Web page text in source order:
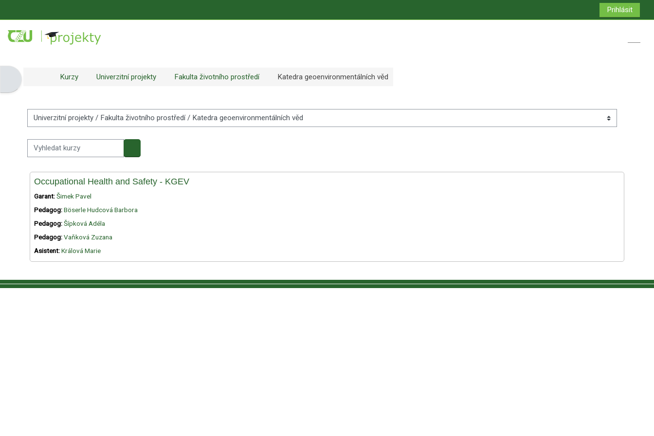
Prihlásit
Otevřít panel blokuKurzy Univerzitní projekty Fakulta životního prostředí Katedra geoenvironmentálních věd
Kategorie kurzů
Vyhledat kurzy
Vyhledat kurzy
Occupational Health and Safety - KGEV
Garant:Šimek Pavel
Pedagog:Böserle Hudcová Barbora
Pedagog:Šípková Adéla
Pedagog:Vaňková Zuzana
Asistent:Králová Marie